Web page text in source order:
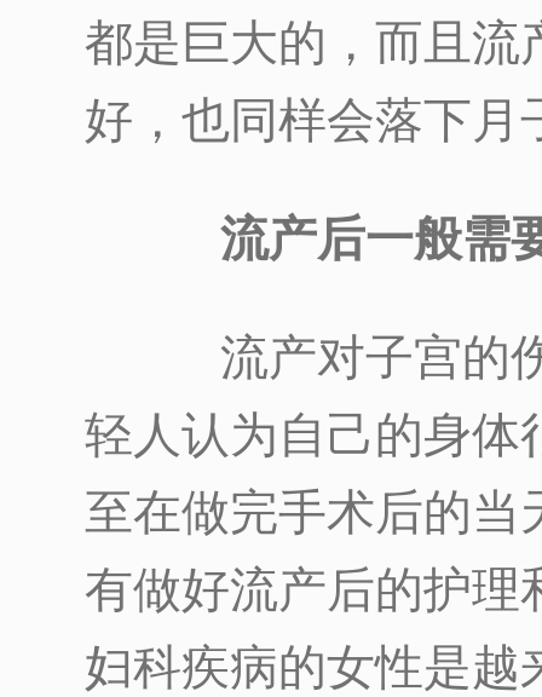
都是巨大的，而且流
好，也同样会落下月
流产后一般需
流产对子宫的伤
轻人认为自己的身体
至在做完手术后的当
有做好流产后的护理
妇科疾病的女性是越